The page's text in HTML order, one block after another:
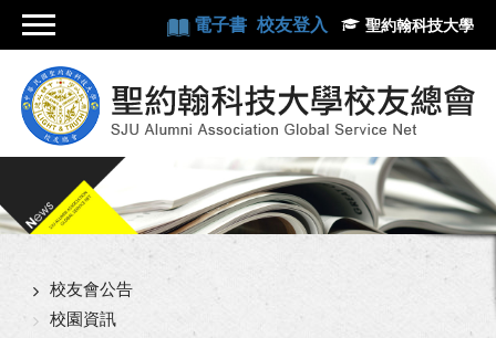
電子書 校友登入 聖約翰科技大學
校友會公告
校園資訊